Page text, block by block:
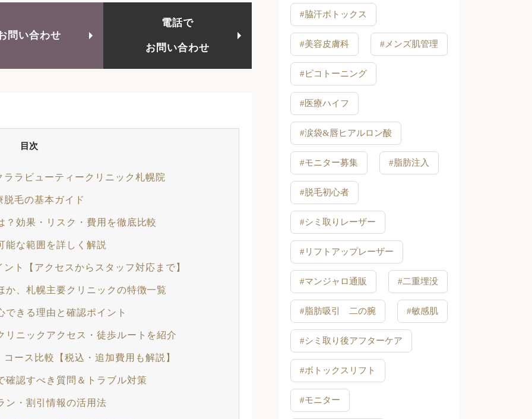
問い合わせ
電話で
お問い合わせ
目次
ラビューティークリニック札幌院
毛の基本ガイド
効果・リスク・費用を徹底比較
な範囲を詳しく解説
ト【アクセスからスタッフ対応まで】
、札幌主要クリニックの特徴一覧
きる理由と確認ポイント
ニックアクセス・徒歩ルートを紹介
ース比較【税込・追加費用も解説】
認すべき質問＆トラブル対策
ン・割引情報の活用法
#脇汗ボトックス
#美容皮膚科 #メンズ肌管理
#ピコトーニング
#医療ハイフ
#涙袋&唇ヒアルロン酸
#モニター募集 #脂肪注入
#脱毛初心者
#シミ取りレーザー
#リフトアップレーザー
#マンジャロ通販 #二重埋没
#脂肪吸引 二の腕 #敏感肌
#シミ取り後アフターケア
#ボトックスリフト
#モニター